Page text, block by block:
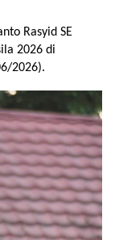
Rasyid SE
2026 di
2026).